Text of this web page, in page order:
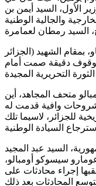
الأول، السيد أيمن بن
والجالية الوطنية
بمقام الشهيد (الجزائر
دقيقة صمت أمام
متحف المجاهد، أين
وافية قدمت له
للجزائر، لاسيما تلك
السيد عبد المجيد
سيسوكو أومبالو،
إجراء محادثات على
المحادثات بعد ذلك